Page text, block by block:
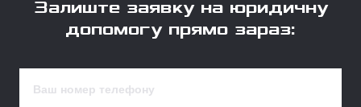
Залиште заявку на юридичну
допомогу прямо зараз: